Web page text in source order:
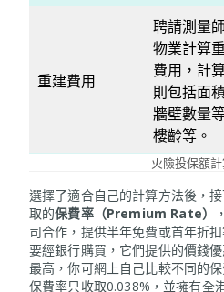
重建費用
聘請測量
物業計算
費用，計
則包括面
牆壁數量
樓齡等。
火險投保額
選擇了適合自己的計算方法後，
取的保費率（Premium Rate）
司合作，提供半年免費或首年折
要經銀行購買，它們提供的價錢
最高，你可網上自己比較不同的
保費率只收取0.038%，並擁有全